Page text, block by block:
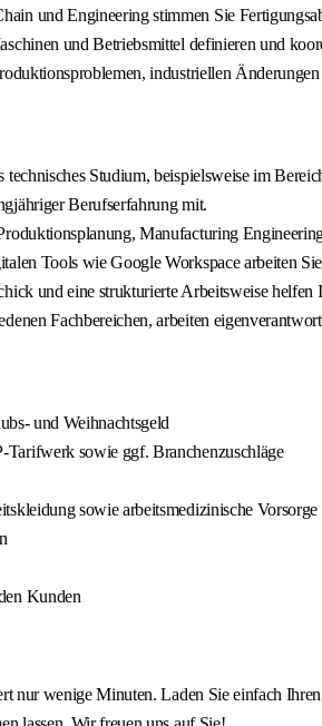
und Engineering stimmen Sie
und Betriebsmittel definieren und
industriellen
technisches Studium, beispielsweise im
Berufserfahrung mit.
Manufacturing
Tools wie Google Workspace arbeiten
und eine strukturierte Arbeitsweise
Fachbereichen, arbeiten
und Weihnachtsgeld
sowie ggf. Branchenzuschläge
sowie arbeitsmedizinische Vorsorge
Kunden
nur wenige Minuten. Laden Sie einfach